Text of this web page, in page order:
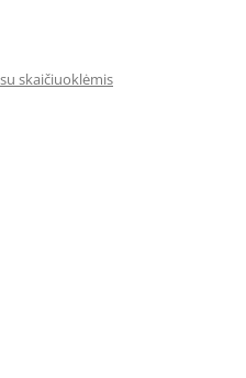
skaičiuoklėmis